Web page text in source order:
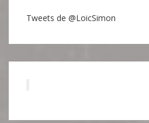
Tweets de @LoicSimon